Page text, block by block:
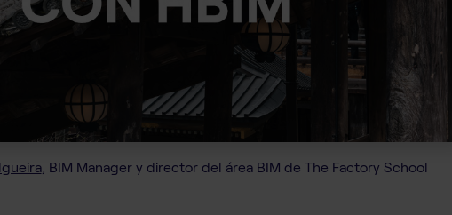
, BIM Manager y director del área BIM de The Factory School